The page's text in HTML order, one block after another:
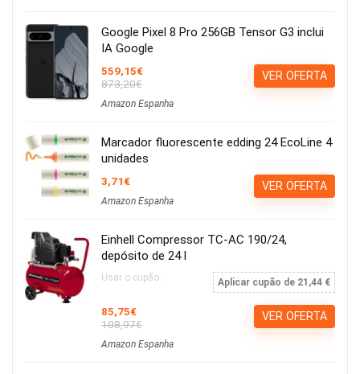
Google Pixel 8 Pro 256GB Tensor G3 inclui
IA Google
559,15€
873,20€
Amazon Espanha
VER OFERTA
Marcador fluorescente edding 24 EcoLine 4
unidades
3,71€
Amazon Espanha
VER OFERTA
Einhell Compressor TC-AC 190/24,
depósito de 24 l
Usar o cupão: Aplicar cupão de 21,44 €
85,75€
108,97€
Amazon Espanha
VER OFERTA